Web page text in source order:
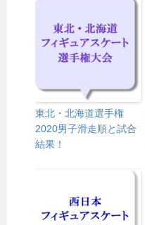
東北・北海道選手権
2020男子滑走順と試合
結果！